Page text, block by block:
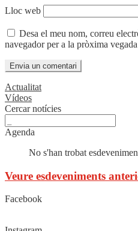
Lloc web
Desa el meu nom, correu
navegador per a la pròxima
Actualitat
Vídeos
Cercar notícies
Agenda
No s'han trobat
Veure esdeveniments
Facebook